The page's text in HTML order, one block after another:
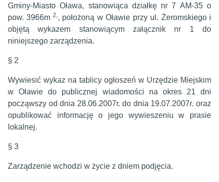
Gminy-Miasto Oława, stanowiąca działkę nr 7 AM-35 o
pow. 3966m 2,, położoną w Oławie przy ul. Żeromskiego i
objętą wykazem stanowiącym załącznik nr 1 do
niniejszego zarządzenia.
§ 2
Wywiesić wykaz na tablicy ogłoszeń w Urzędzie Miejskim
w Oławie do publicznej wiadomości na okres 21 dni
począwszy od dnia 28.06.2007r. do dnia 19.07.2007r. oraz
opublikować informację o jego wywieszeniu w prasie
lokalnej.
§ 3
Zarządzenie wchodzi w życie z dniem podjęcia.